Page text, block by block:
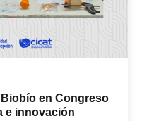
en Congreso
e innovación